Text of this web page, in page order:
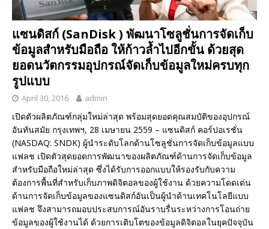
แซนดิสก์ (SanDisk ) พัฒนาโซลูชั่นการจัดเก็บ
ข้อมูลสำหรับมือถือ ให้ก้าวล้ำไปอีกขั้น ด้วยสุด
ยอดนวัตกรรมอุปกรณ์จัดเก็บข้อมูลใหม่ครบทุก
รูปแบบ
April 30, 2016 admin
เปิดตัวผลิตภัณฑ์กลุ่มใหม่ล่าสุด พร้อมสุดยอดคุณสมบัติของอุปกรณ์
อันทันสมัย กรุงเทพฯ, 28 เมษายน 2559 – แซนดิสก์ คอร์ปอเรชั่น
(NASDAQ: SNDK) ผู้นำระดับโลกด้านโซลูชั่นการจัดเก็บข้อมูลแบบ
แฟลช เปิดตัวสุดยอดการพัฒนาของผลิตภัณฑ์ด้านการจัดเก็บข้อมูล
สำหรับมือถือใหม่ล่าสุด ซึ่งได้รับการออกแบบให้รองรับกับความ
ต้องการพื้นที่สำหรับเก็บภาพดิจิตอลของผู้ใช้งาน ด้วยความโดดเด่น
ด้านการจัดเก็บข้อมูลของแซนดิสก์อันเป็นผู้นำด้านเทคโนโลยีแบบ
แฟลช จึงสามารถมอบประสบการณ์อันราบรื่นระหว่างการโอนถ่าย
ข้อมูลของผู้ใช้งานได้ ด้วยการเติบโตของข้อมูลดิจิตอลในยุคปัจจุบัน